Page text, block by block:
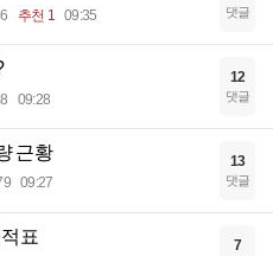
추천 1 09:35 댓글
09:28
12
댓글
근황
09:27
13
댓글
표 7